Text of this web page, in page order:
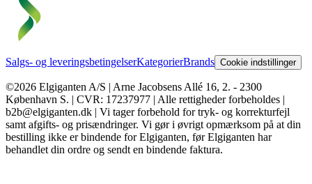
Salgs- og leveringsbetingelserKategorierBrands Cookie indstillinger
©2026 Elgiganten A/S | Arne Jacobsens Allé 16, 2. - 2300
København S. | CVR: 17237977 | Alle rettigheder forbeholdes |
b2b@elgiganten.dk | Vi tager forbehold for tryk- og korrekturfejl
samt afgifts- og prisændringer. Vi gør i øvrigt opmærksom på at din
bestilling ikke er bindende for Elgiganten, før Elgiganten har
behandlet din ordre og sendt en bindende faktura.